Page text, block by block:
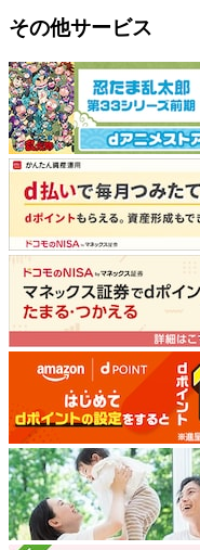
その他サービス